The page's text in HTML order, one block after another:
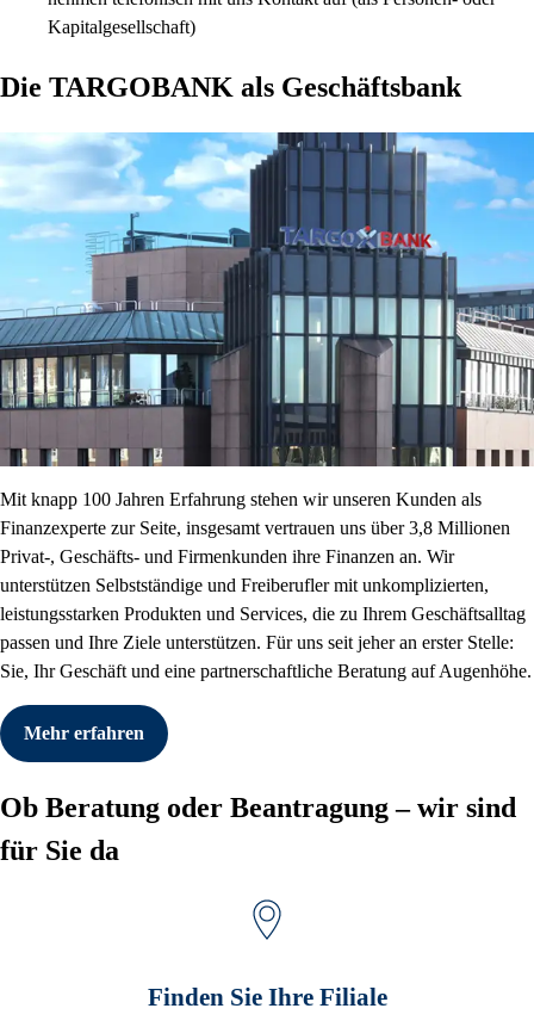
Kapitalgesellschaft)
Die TARGOBANK als Geschäftsbank
Mit knapp 100 Jahren Erfahrung stehen wir unseren Kunden als
Finanzexperte zur Seite, insgesamt vertrauen uns über 3,8 Millionen
Privat-, Geschäfts- und Firmenkunden ihre Finanzen an. Wir
unterstützen Selbstständige und Freiberufler mit unkomplizierten,
leistungsstarken Produkten und Services, die zu Ihrem Geschäftsalltag
passen und Ihre Ziele unterstützen. Für uns seit jeher an erster Stelle:
Sie, Ihr Geschäft und eine partnerschaftliche Beratung auf Augenhöhe.
Mehr erfahren
Ob Beratung oder Beantragung – wir sind
für Sie da
Finden Sie Ihre Filiale